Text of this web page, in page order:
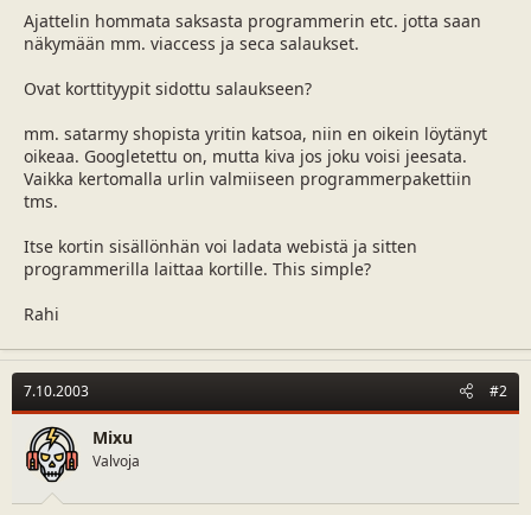
a
l
i
a
j
a
m
ä
r
Ajattelin hommata saksasta programmerin etc. jotta saan
näkymään mm. viaccess ja seca salaukset.
Ovat korttityypit sidottu salaukseen?
mm. satarmy shopista yritin katsoa, niin en oikein löytänyt
oikeaa. Googletettu on, mutta kiva jos joku voisi jeesata.
Vaikka kertomalla urlin valmiiseen programmerpakettiin
tms.
Itse kortin sisällönhän voi ladata webistä ja sitten
programmerilla laittaa kortille. This simple?
Rahi
7.10.2003 #2
Mixu
Valvoja